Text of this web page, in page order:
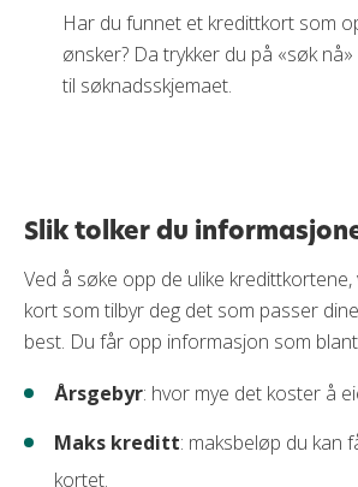
Har du funnet et kredittkort som
ønsker? Da trykker du på «søk
til søknadsskjemaet.
Slik tolker du
Ved å søke opp de ulike kredittkortene,
kort som tilbyr deg det som passer
best. Du får opp informasjon som
Årsgebyr: hvor mye det koster å
Maks kreditt: maksbeløp du kan
kortet.